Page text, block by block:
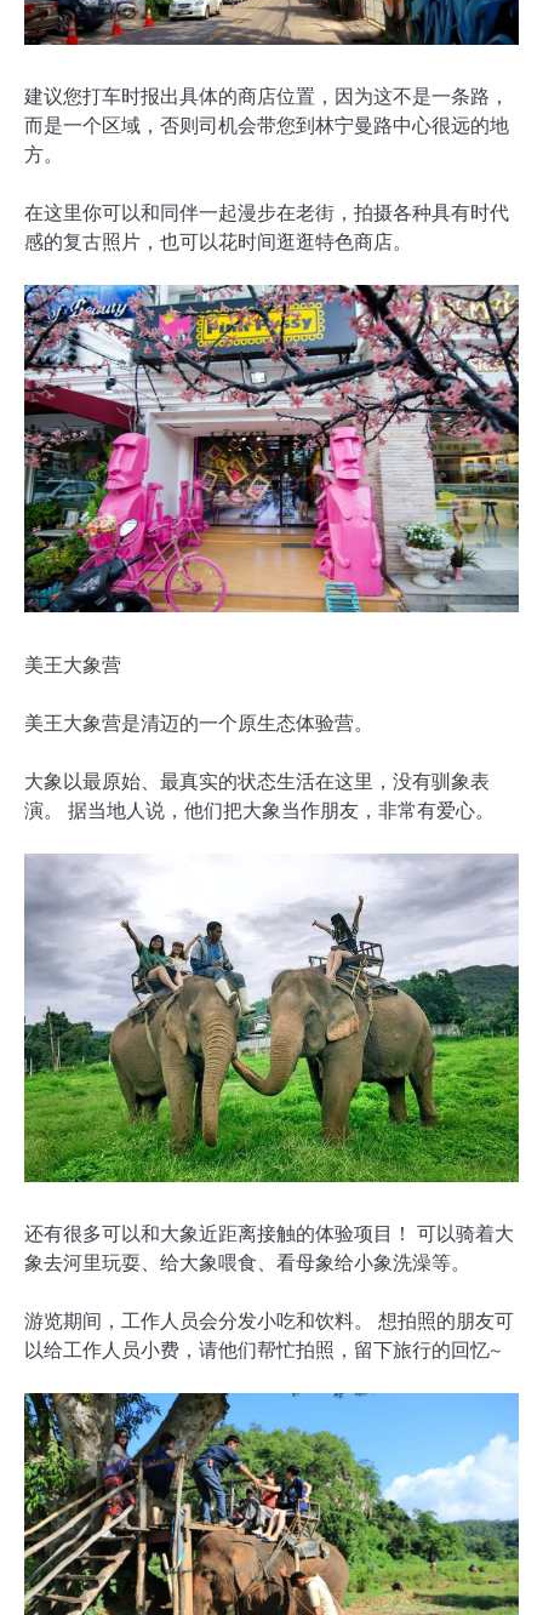
建议您打车时报出具体的商店位置，因为这不是一条路，
而是一个区域，否则司机会带您到林宁曼路中心很远的地
方。
在这里你可以和同伴一起漫步在老街，拍摄各种具有时代
感的复古照片，也可以花时间逛逛特色商店。
美王大象营
美王大象营是清迈的一个原生态体验营。
大象以最原始、最真实的状态生活在这里，没有驯象表
演。 据当地人说，他们把大象当作朋友，非常有爱心。
还有很多可以和大象近距离接触的体验项目！ 可以骑着大
象去河里玩耍、给大象喂食、看母象给小象洗澡等。
游览期间，工作人员会分发小吃和饮料。 想拍照的朋友可
以给工作人员小费，请他们帮忙拍照，留下旅行的回忆~